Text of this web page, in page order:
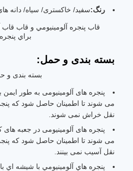
رنگ:سفید/ خاکستری/ سیاه/ دانه
قاب پنجره آلومينيومي و قاب قاب
براي
بسته بندی و حمل:
بسته بندی و
پنجره های آلومینیومی به طور
می شوند تا اطمینان حاصل شود که
نقل خراش نمی شوند.
پنجره های آلومینیومی در جعبه های
می شوند تا اطمینان حاصل شود که
نقل آسیب نمی بینند.
پنجره هاي آلومينيومي با شيشه اي